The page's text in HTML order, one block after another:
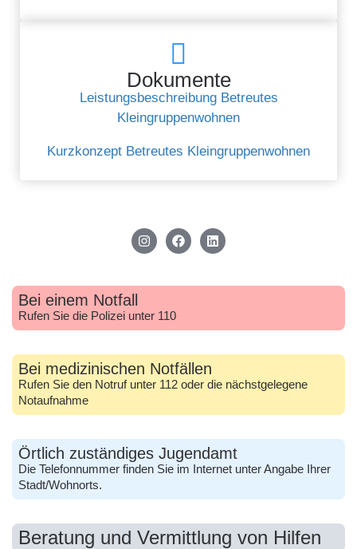
Dokumente
Leistungsbeschreibung Betreutes
Kleingruppenwohnen
Kurzkonzept Betreutes Kleingruppenwohnen
Bei einem Notfall
Rufen Sie die Polizei unter 110
Bei medizinischen Notfällen
Rufen Sie den Notruf unter 112 oder die nächstgelegene
Notaufnahme
Örtlich zuständiges Jugendamt
Die Telefonnummer finden Sie im Internet unter Angabe Ihrer
Stadt/Wohnorts.
Beratung und Vermittlung von Hilfen